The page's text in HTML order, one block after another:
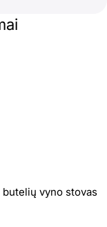
butelių vyno stovas